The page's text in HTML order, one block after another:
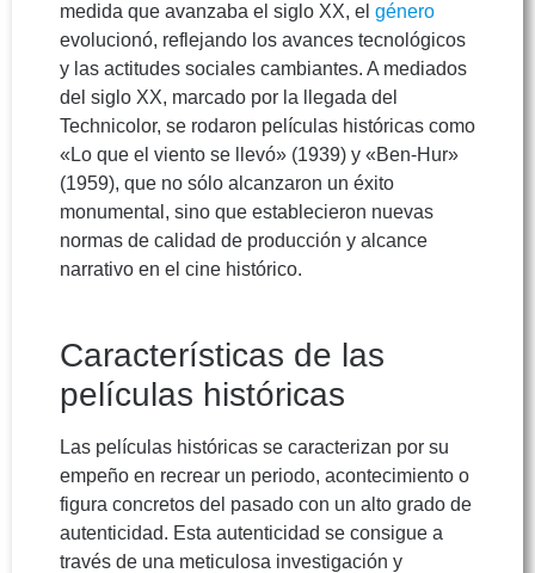
medida que avanzaba el siglo XX, el género
evolucionó, reflejando los avances tecnológicos
y las actitudes sociales cambiantes. A mediados
del siglo XX, marcado por la llegada del
Technicolor, se rodaron películas históricas como
«Lo que el viento se llevó» (1939) y «Ben-Hur»
(1959), que no sólo alcanzaron un éxito
monumental, sino que establecieron nuevas
normas de calidad de producción y alcance
narrativo en el cine histórico.
Características de las
películas históricas
Las películas históricas se caracterizan por su
empeño en recrear un periodo, acontecimiento o
figura concretos del pasado con un alto grado de
autenticidad. Esta autenticidad se consigue a
través de una meticulosa investigación y